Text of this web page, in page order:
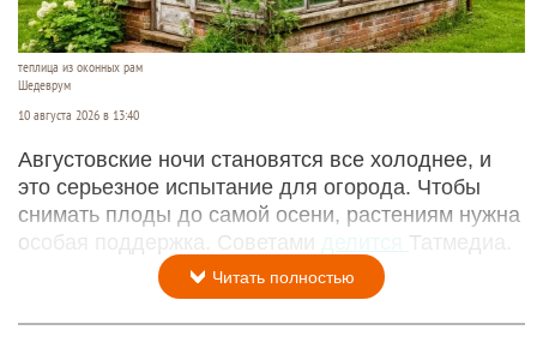
теплица из оконных рам
Шедеврум
10 августа 2026 в 13:40
Августовские ночи становятся все холоднее, и
это серьезное испытание для огорода. Чтобы
снимать плоды до самой осени, растениям нужна
особая поддержка. Советами
Татмедиа.
Читать полностью